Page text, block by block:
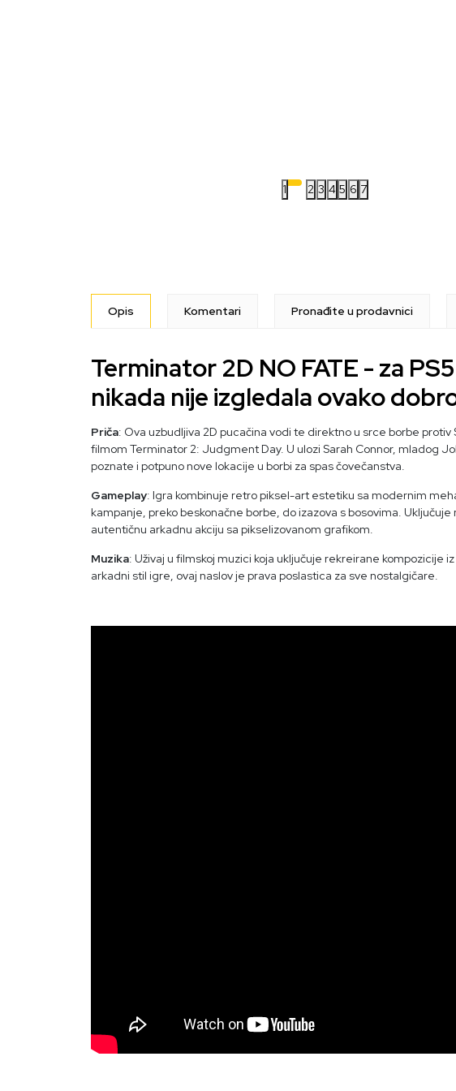
1 2 3 4 5 6 7
Opis Komentari Pronađite u prodavnici
Terminator 2D NO FATE - za
nikada nije izgledala ovako
Priča: Ova uzbudljiva 2D pucačina vodi te direktno u srce borbe
filmom Terminator 2: Judgment Day. U ulozi Sarah Connor, mladog
poznate i potpuno nove lokacije u borbi za spas čovečanstva.
Gameplay: Igra kombinuje retro piksel-art estetiku sa modernim
kampanje, preko beskonačne borbe, do izazova s bosovima.
autentičnu arkadnu akciju sa pikselizovanom grafikom.
Muzika: Uživaj u filmskoj muzici koja uključuje rekreirane kompozicije
arkadni stil igre, ovaj naslov je prava poslastica za sve nostalgičare.